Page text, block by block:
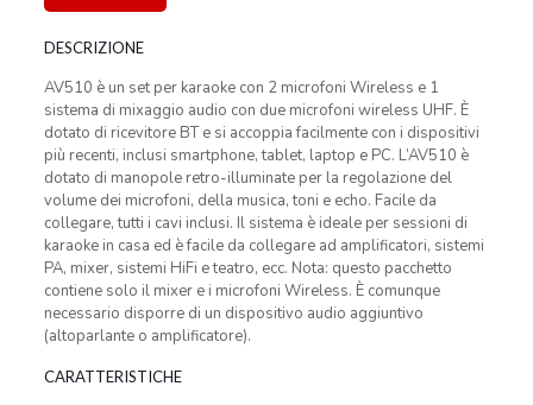
DESCRIZIONE
AV510 è un set per karaoke con 2 microfoni Wireless e 1
sistema di mixaggio audio con due microfoni wireless UHF. È
dotato di ricevitore BT e si accoppia facilmente con i dispositivi
più recenti, inclusi smartphone, tablet, laptop e PC. L’AV510 è
dotato di manopole retro-illuminate per la regolazione del
volume dei microfoni, della musica, toni e echo. Facile da
collegare, tutti i cavi inclusi. Il sistema è ideale per sessioni di
karaoke in casa ed è facile da collegare ad amplificatori, sistemi
PA, mixer, sistemi HiFi e teatro, ecc. Nota: questo pacchetto
contiene solo il mixer e i microfoni Wireless. È comunque
necessario disporre di un dispositivo audio aggiuntivo
(altoparlante o amplificatore).
CARATTERISTICHE